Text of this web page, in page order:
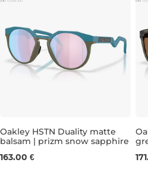
Oakley HSTN Duality matte
balsam | prizm snow sapphire
163.00 €